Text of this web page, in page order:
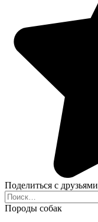
Поделиться с друзьями
Search
for:
Породы собак